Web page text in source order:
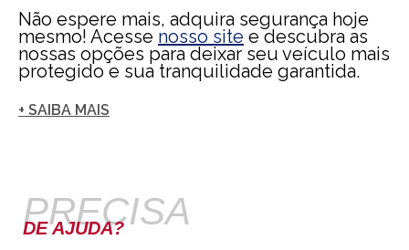
Não espere mais, adquira segurança hoje
mesmo! Acesse nosso site e descubra as
nossas opções para deixar seu veículo mais
protegido e sua tranquilidade garantida.
+ SAIBA MAIS
PRECISA
DE AJUDA?